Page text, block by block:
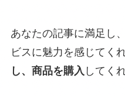
あなたの記事に満足し
ビスに魅力を感じてく
し、商品を購入 してく